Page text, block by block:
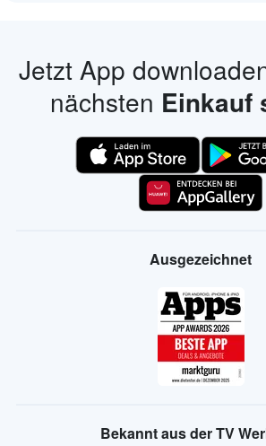
Jetzt App
nächsten Einkauf
Ausgezeichnet
Bekannt aus der TV